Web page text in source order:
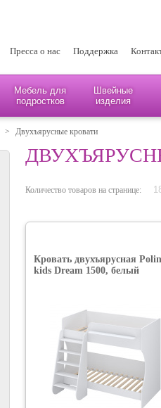
Пресса о нас Поддержка
Мебель для
подростков
Швейные
изделия
> Двухъярусные кровати
Количество товаров на странице:
Кровать двухъярусная
kids Dream 1500, белый